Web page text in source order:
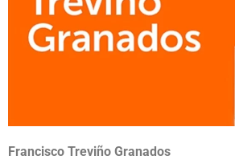
Francisco Treviño Granados